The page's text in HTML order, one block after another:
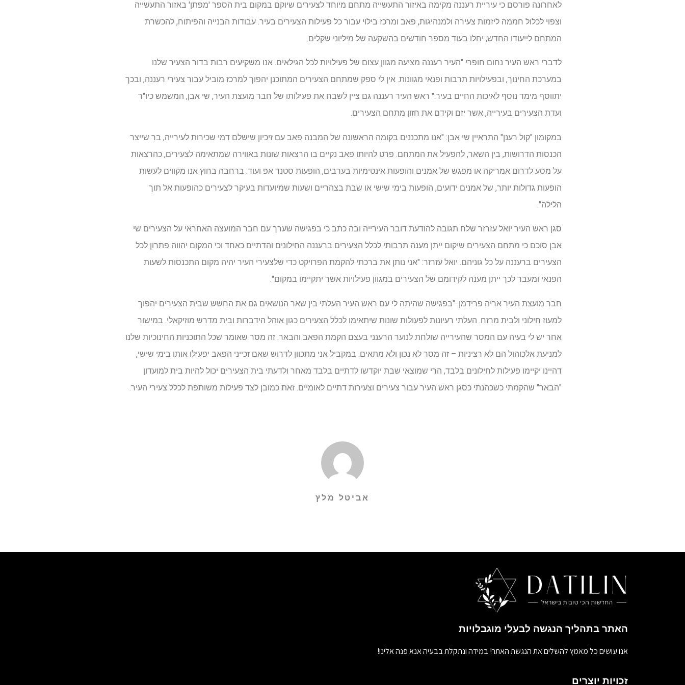
לאחרונה פורסם כי עיריית רעננה מקימה באיזור התעשייה מתחם מיוחד לצעירים שיוקם במקום בית הספר 'מפתן' באזור התעשייה
וצפוי לכלול חממה ליזמות צעירה ולמנהיגות, פאב ומרכז בילוי עבור כל פעילות הצעירים בעיר. עבודות הבנייה והפיתוח, להכשרת
המתחם לייעודו החדש, יחלו בעוד מספר חודשים בהשקעה של מיליוני שקלים.
לדברי ראש העיר נחום חופרי "העיר רעננה מציעה מגוון עצום של פעילויות לכל הגילאים. אנו משקיעים רבות בדור הצעיר שלנו
במערכת החינוך, ובפעילויות תרבות ופנאי מגוונות. אין לי ספק שמתחם הצעירים המתוכנן יהפוך למרכז מוביל עבור צעירי רעננה, ובכך
יתווסף מימד נוסף לאיכות החיים בעיר." ראש העיר רעננה גם ציין לשבח את פעילותו של חבר מועצת העיר, שי אבן, המשמש כיו"ר
ועדת הצעירים בעירייה, אשר יזם וקידם את חזון מתחם הצעירים.
במקומון "קול רענן" התראיין שי אבן: "אנו מתכננים בקומה הראשונה של המבנה פאב עם זיכיון שישלם דמי שכירות לעירייה, בר שייצר
הכנסות הדרושות, בין השאר, להפעיל את המתחם. פרט להיותו פאב נקיים בו הרצאות שונות באווירה שמתאימה לצעירים, כהרצאות
על מסע לדרום אמריקה או מפגש של אמנים והופעות אינטימיות בערבים, הופעות סטנד אפ ועוד. ברחבה בחוץ אנו מקווים לעשות
הופעות גדולות יותר, של אמנים ידועים, הופעות בימי שישי או שבת בצהריים ושעות שמיועדות בעיקר לצעירים כהופעות אל תוך
הלילה".
סגן ראש העיר יואל עזרזר שלח תגובה להודעת דובר העירייה ובה כתב כי בפגישה שערך עם חבר המועצה האחראי על הצעירים שי
אבן סוכם כי מתחם הצעירים שיקום ייתן מענה תרבותי לכלל הצעירים ברעננה החילונים והדתיים כאחד וכי המקום יהווה פתרון לכל
הצעירים ברעננה על כל גוניהם. יואל עזרזר: "אני נותן את ברכתי להקמת הפרויקט כדי שלצעירי העיר יהיה מקום התכנסות לשעות
הפנאי ומעבר לכך ייתן מענה לקידומם של הצעירים במגוון פעילויות אשר יתקיימו במקום".
חבר מועצת העיר אריה פרידמן: "בפגישה שהיתה לי עם ראש העיר העלתי בין שאר הנושאים גם את החשש שבית הצעירים יהפוך
למעוז חילוני ולבית מרזח. העלתי רעיונות לפעולות שונות שיתאימו לכלל הצעירים כגון אוהל הידברות ובית מדרש מוזיקאלי. במישור
אחר יש לי בעיה עם המסר שהעירייה שולחת לנוער הרענני בעצם הקמת הפאב והבאר. זה מסר שאומר שכל התוכניות החינוכיות שלנו
למניעת אלכוהול הם לא רציניות – זה מסר לא נכון ולא מתאים. במקביל אני מתכוון לדרוש שאם זכייני הפאב יפעילו אותו בימי שישי,
דהיינו יקיימו פעילות לחילונים בלבד, הרי שמוצאי שבת יוקדשו לדתיים בלבד מאחר ולדעתי בית הצעירים יכול להיות בית למועדון
"הבאר" שהקמתי כשכהנתי כסגן ראש העיר עבור צעירים וצעירות דתיים לאומיים. זאת כמובן לצד פעילות משותפת לכלל צעירי העיר.
אביטל מלץ
האתר בתהליך הנגשה לבעלי מוגבלויות
אנו עושים כל מאמץ להשלים את הנגשת האתר! במידה ונתקלת בבעיה אנא פנה אלינו!
זכויות יוצרים